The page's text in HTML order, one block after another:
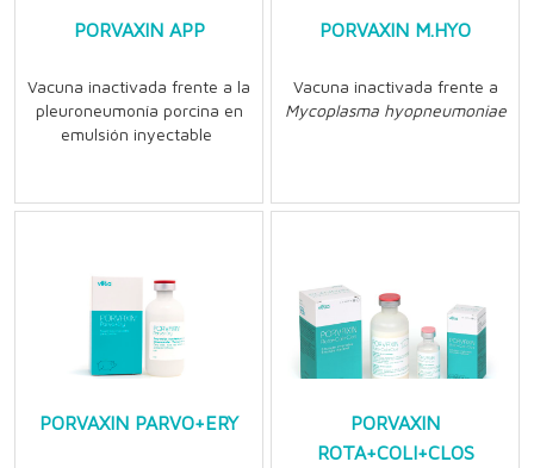
PORVAXIN APP
Vacuna inactivada frente a la
pleuroneumonía porcina en
emulsión inyectable
PORVAXIN M.HYO
Vacuna inactivada frente a
Mycoplasma hyopneumoniae
PORVAXIN PARVO+ERY
PORVAXIN
ROTA+COLI+CLOS